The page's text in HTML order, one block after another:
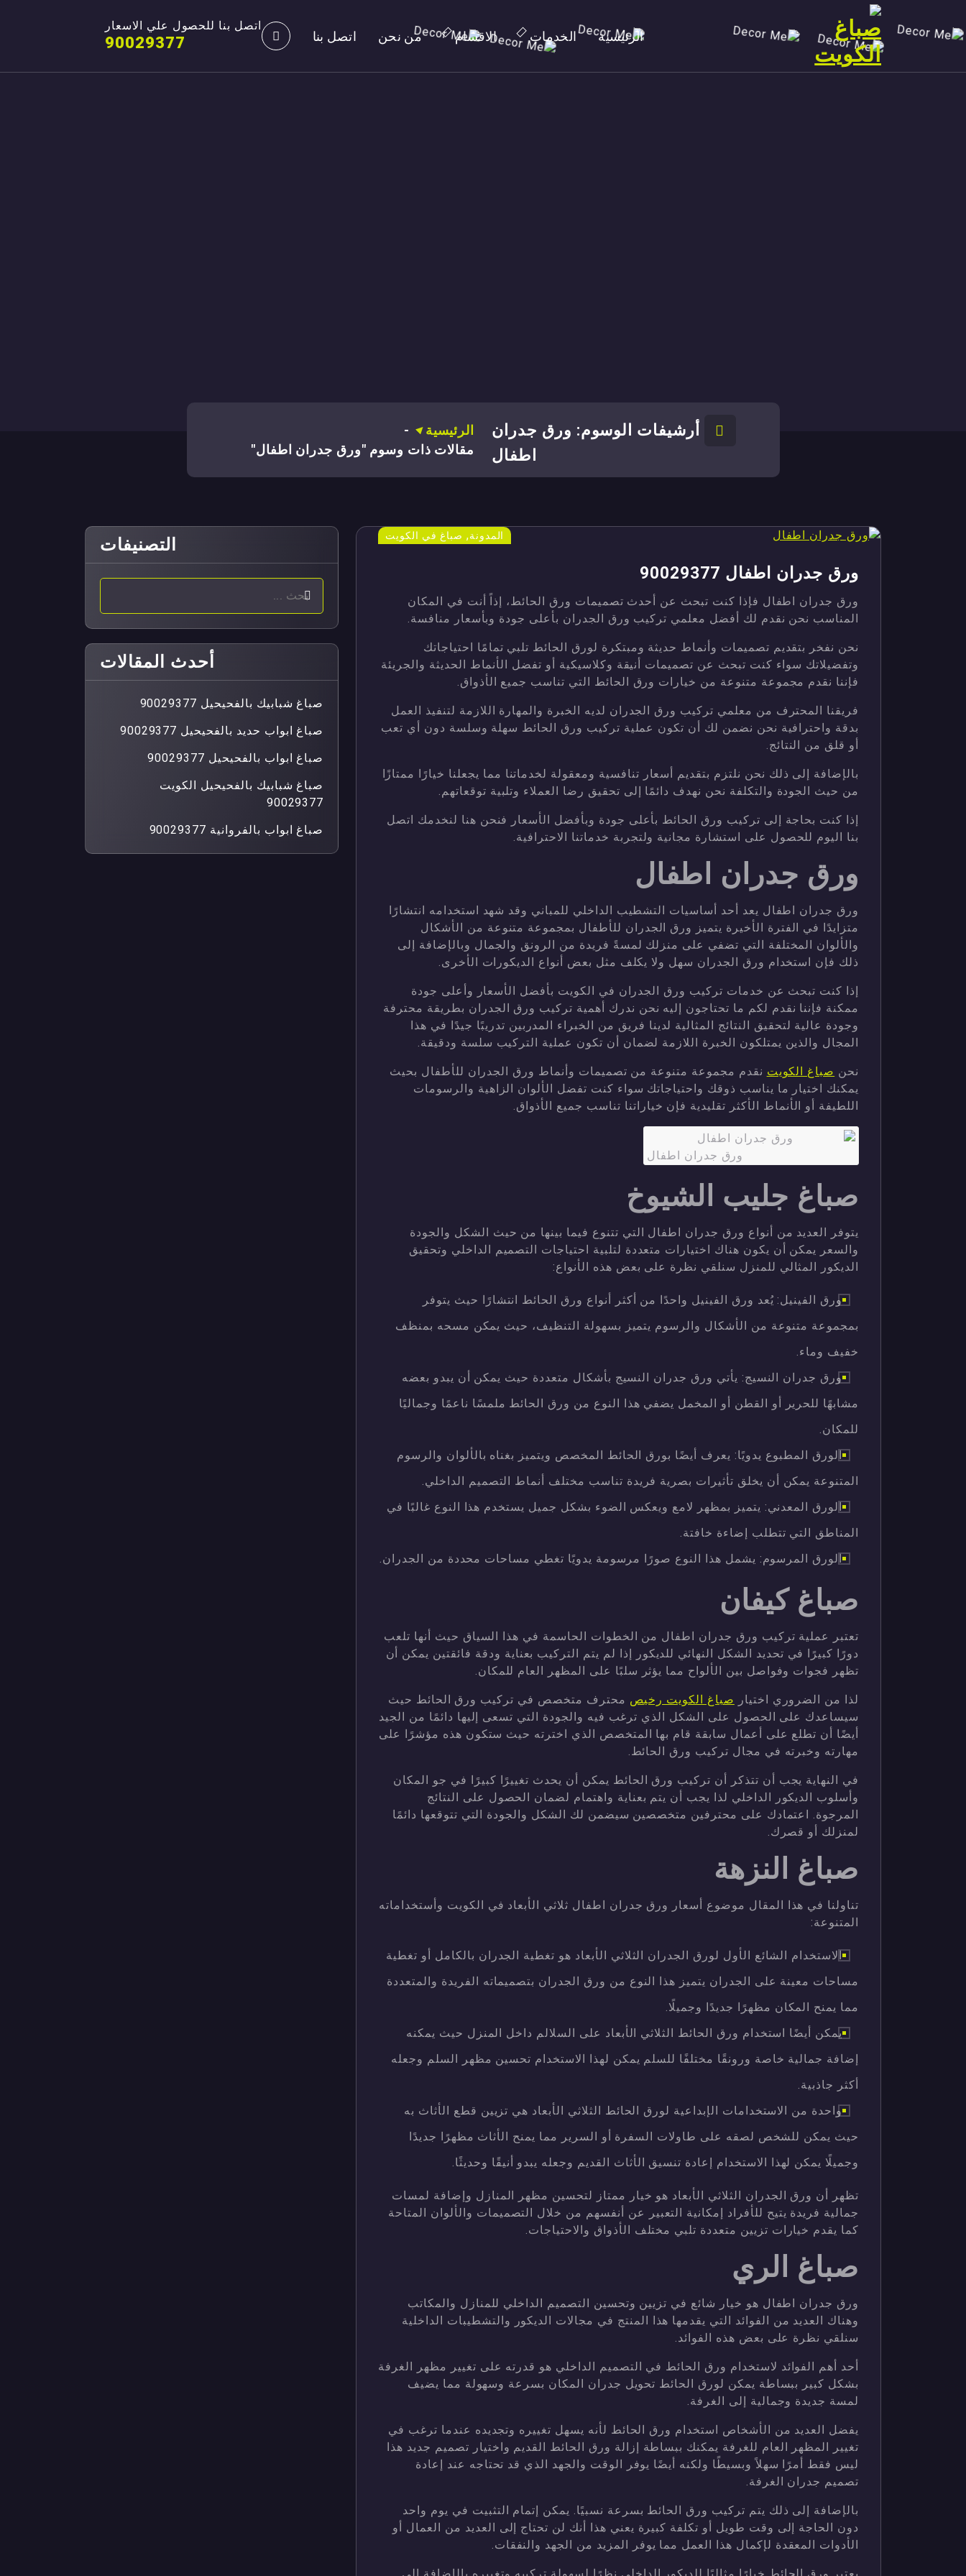
to
content
الرئيسية الخدمات الاقسام من نحن اتصل بنا
اتصل بنا للحصول علي الاسعار
90029377
أرشيفات الوسوم: ورق جدران
اطفال
الرئيسية
-
مقالات ذات وسوم "ورق جدران اطفال"
المدونة, صباغ في الكويت
ورق جدران اطفال 90029377
ورق جدران اطفال فإذا كنت تبحث عن أحدث تصميمات ورق الحائط، إذاً أنت في المكان
المناسب نحن نقدم لك أفضل معلمي تركيب ورق الجدران بأعلى جودة وبأسعار منافسة.
نحن نفخر بتقديم تصميمات وأنماط حديثة ومبتكرة لورق الحائط تلبي تمامًا احتياجاتك
وتفضيلاتك سواء كنت تبحث عن تصميمات أنيقة وكلاسيكية أو تفضل الأنماط الحديثة والجريئة
فإننا نقدم مجموعة متنوعة من خيارات ورق الحائط التي تناسب جميع الأذواق.
فريقنا المحترف من معلمي تركيب ورق الجدران لديه الخبرة والمهارة اللازمة لتنفيذ العمل
بدقة واحترافية نحن نضمن لك أن تكون عملية تركيب ورق الحائط سهلة وسلسة دون أي تعب
أو قلق من النتائج.
بالإضافة إلى ذلك نحن نلتزم بتقديم أسعار تنافسية ومعقولة لخدماتنا مما يجعلنا خيارًا ممتازًا
من حيث الجودة والتكلفة نحن نهدف دائمًا إلى تحقيق رضا العملاء وتلبية توقعاتهم.
إذا كنت بحاجة إلى تركيب ورق الحائط بأعلى جودة وبأفضل الأسعار فنحن هنا لنخدمك اتصل
بنا اليوم للحصول على استشارة مجانية ولتجربة خدماتنا الاحترافية.
ورق جدران اطفال
ورق جدران اطفال يعد أحد أساسيات التشطيب الداخلي للمباني وقد شهد استخدامه انتشارًا
متزايدًا في الفترة الأخيرة يتميز ورق الجدران للأطفال بمجموعة متنوعة من الأشكال
والألوان المختلفة التي تضفي على منزلك لمسةً فريدة من الرونق والجمال وبالإضافة إلى
ذلك فإن استخدام ورق الجدران سهل ولا يكلف مثل بعض أنواع الديكورات الأخرى.
إذا كنت تبحث عن خدمات تركيب ورق الجدران في الكويت بأفضل الأسعار وأعلى جودة
ممكنة فإننا نقدم لكم ما تحتاجون إليه نحن ندرك أهمية تركيب ورق الجدران بطريقة محترفة
وجودة عالية لتحقيق النتائج المثالية لدينا فريق من الخبراء المدربين تدريبًا جيدًا في هذا
المجال والذين يمتلكون الخبرة اللازمة لضمان أن تكون عملية التركيب سلسة ودقيقة.
نحن صباغ الكويت نقدم مجموعة متنوعة من تصميمات وأنماط ورق الجدران للأطفال بحيث
يمكنك اختيار ما يناسب ذوقك واحتياجاتك سواء كنت تفضل الألوان الزاهية والرسومات
اللطيفة أو الأنماط الأكثر تقليدية فإن خياراتنا تناسب جميع الأذواق.
ورق جدران اطفال
صباغ جليب الشيوخ
يتوفر العديد من أنواع ورق جدران اطفال التي تتنوع فيما بينها من حيث الشكل والجودة
والسعر يمكن أن يكون هناك اختيارات متعددة لتلبية احتياجات التصميم الداخلي وتحقيق
الديكور المثالي للمنزل سنلقي نظرة على بعض هذه الأنواع:
ورق الفينيل: يُعد ورق الفينيل واحدًا من أكثر أنواع ورق الحائط انتشارًا حيث يتوفر
بمجموعة متنوعة من الأشكال والرسوم يتميز بسهولة التنظيف، حيث يمكن مسحه بمنظف
خفيف وماء.
ورق جدران النسيج: يأتي ورق جدران النسيج بأشكال متعددة حيث يمكن أن يبدو بعضه
مشابهًا للحرير أو القطن أو المخمل يضفي هذا النوع من ورق الحائط ملمسًا ناعمًا وجماليًا
للمكان.
الورق المطبوع يدويًا: يعرف أيضًا بورق الحائط المخصص ويتميز بغناه بالألوان والرسوم
المتنوعة يمكن أن يخلق تأثيرات بصرية فريدة تناسب مختلف أنماط التصميم الداخلي.
الورق المعدني: يتميز بمظهر لامع ويعكس الضوء بشكل جميل يستخدم هذا النوع غالبًا في
المناطق التي تتطلب إضاءة خافتة.
الورق المرسوم: يشمل هذا النوع صورًا مرسومة يدويًا تغطي مساحات محددة من الجدران.
صباغ كيفان
تعتبر عملية تركيب ورق جدران اطفال من الخطوات الحاسمة في هذا السياق حيث أنها تلعب
دورًا كبيرًا في تحديد الشكل النهائي للديكور إذا لم يتم التركيب بعناية ودقة فائقتين يمكن أن
تظهر فجوات وفواصل بين الألواح مما يؤثر سلبًا على المظهر العام للمكان.
لذا من الضروري اختيار صباغ الكويت رخيص محترف متخصص في تركيب ورق الحائط حيث
سيساعدك على الحصول على الشكل الذي ترغب فيه والجودة التي تسعى إليها دائمًا من الجيد
أيضًا أن تطلع على أعمال سابقة قام بها المتخصص الذي اخترته حيث ستكون هذه مؤشرًا على
مهارته وخبرته في مجال تركيب ورق الحائط.
في النهاية يجب أن تتذكر أن تركيب ورق الحائط يمكن أن يحدث تغييرًا كبيرًا في جو المكان
وأسلوب الديكور الداخلي لذا يجب أن يتم بعناية واهتمام لضمان الحصول على النتائج
المرجوة. اعتمادك على محترفين متخصصين سيضمن لك الشكل والجودة التي تتوقعها دائمًا
لمنزلك أو قصرك.
صباغ النزهة
تناولنا في هذا المقال موضوع أسعار ورق جدران اطفال ثلاثي الأبعاد في الكويت وأستخداماته
المتنوعة:
الاستخدام الشائع الأول لورق الجدران الثلاثي الأبعاد هو تغطية الجدران بالكامل أو تغطية
مساحات معينة على الجدران يتميز هذا النوع من ورق الجدران بتصميماته الفريدة والمتعددة
مما يمنح المكان مظهرًا جديدًا وجميلًا.
يمكن أيضًا استخدام ورق الحائط الثلاثي الأبعاد على السلالم داخل المنزل حيث يمكنه
إضافة جمالية خاصة ورونقًا مختلفًا للسلم يمكن لهذا الاستخدام تحسين مظهر السلم وجعله
أكثر جاذبية.
واحدة من الاستخدامات الإبداعية لورق الحائط الثلاثي الأبعاد هي تزيين قطع الأثاث به
حيث يمكن للشخص لصقه على طاولات السفرة أو السرير مما يمنح الأثاث مظهرًا جديدًا
وجميلًا يمكن لهذا الاستخدام إعادة تنسيق الأثاث القديم وجعله يبدو أنيقًا وحديثًا.
تظهر أن ورق الجدران الثلاثي الأبعاد هو خيار ممتاز لتحسين مظهر المنازل وإضافة لمسات
جمالية فريدة يتيح للأفراد إمكانية التعبير عن أنفسهم من خلال التصميمات والألوان المتاحة
كما يقدم خيارات تزيين متعددة تلبي مختلف الأذواق والاحتياجات.
صباغ الري
ورق جدران اطفال هو خيار شائع في تزيين وتحسين التصميم الداخلي للمنازل والمكاتب
وهناك العديد من الفوائد التي يقدمها هذا المنتج في مجالات الديكور والتشطيبات الداخلية
سنلقي نظرة على بعض هذه الفوائد.
أحد أهم الفوائد لاستخدام ورق الحائط في التصميم الداخلي هو قدرته على تغيير مظهر الغرفة
بشكل كبير ببساطة يمكن لورق الحائط تحويل جدران المكان بسرعة وسهولة مما يضيف
لمسة جديدة وجمالية إلى الغرفة.
يفضل العديد من الأشخاص استخدام ورق الحائط لأنه يسهل تغييره وتجديده عندما ترغب في
تغيير المظهر العام للغرفة يمكنك ببساطة إزالة ورق الحائط القديم واختيار تصميم جديد هذا
ليس فقط أمرًا سهلاً وبسيطًا ولكنه أيضًا يوفر الوقت والجهد الذي قد تحتاجه عند إعادة
تصميم جدران الغرفة.
بالإضافة إلى ذلك يتم تركيب ورق الحائط بسرعة نسبيًا. يمكن إتمام التثبيت في يوم واحد
دون الحاجة إلى وقت طويل أو تكلفة كبيرة يعني هذا أنك لن تحتاج إلى العديد من العمال أو
الأدوات المعقدة لإكمال هذا العمل مما يوفر المزيد من الجهد والنفقات.
التصنيفات
أحدث المقالات
صباغ شبابيك بالفحيحيل 90029377
صباغ ابواب حديد بالفحيحيل 90029377
صباغ ابواب بالفحيحيل 90029377
صباغ شبابيك بالفحيحيل الكويت
90029377
صباغ ابواب بالفروانية 90029377